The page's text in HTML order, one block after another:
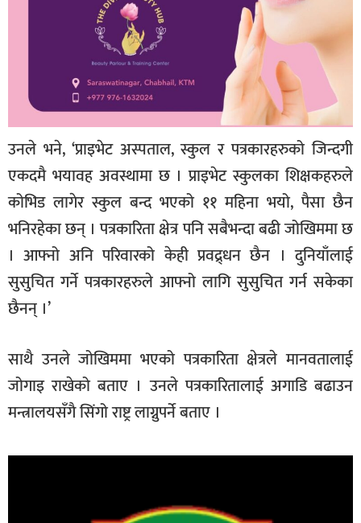
उनले भने, ‘प्राइभेट अस्पताल, स्कुल र पत्रकारहरुको जिन्दगी
एकदमै भयावह अवस्थामा छ । प्राइभेट स्कुलका शिक्षकहरुले
कोभिड लागेर स्कुल बन्द भएको ११ महिना भयो, पैसा छैन
भनिरहेका छन् । पत्रकारिता क्षेत्र पनि सबैभन्दा बढी जोखिममा छ
। आफ्नो अनि परिवारको केही प्रवद्र्धन छैन । दुनियाँलाई
सुसुचित गर्ने पत्रकारहरुले आफ्नो लागि सुसुचित गर्न सकेका
छैनन् ।’
साथै उनले जोखिममा भएको पत्रकारिता क्षेत्रले मानवतालाई
जोगाइ राखेको बताए । उनले पत्रकारितालाई अगाडि बढाउन
मन्त्रालयसँगै सिंगो राष्ट्र लाग्नुपर्ने बताए ।